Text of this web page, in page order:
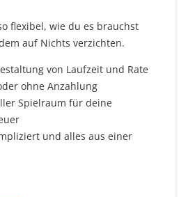
flexibel, wie du es brauchst
auf Nichts verzichten.
von Laufzeit und Rate
ohne Anzahlung
Spielraum für deine
und alles aus einer